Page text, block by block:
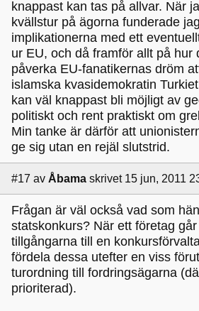
knappast kan tas på allvar. När
kvällstur på ägorna funderade
implikationerna med ett
ur EU, och då framför allt på hur
påverka EU-fanatikernas dröm
islamska kvasidemokratin
kan väl knappast bli möjligt av
politiskt och rent praktiskt om
Min tanke är därför att
ge sig utan en rejäl slutstrid.
#17 av Åbama skrivet 15 jun, 2011
Frågan är väl också vad som
statskonkurs? När ett företag
tillgångarna till en
fördela dessa utefter en viss
turordning till fordringsägarna
prioriterad).